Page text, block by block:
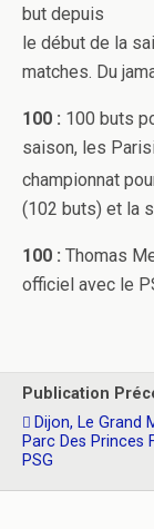
but depuis
le début de la
matches. Du
100 : 100 buts
saison, les
championnat
(102 buts) et la
100 : Thomas
officiel avec le
Publication
Dijon, Le Grand
Parc Des Princes
PSG